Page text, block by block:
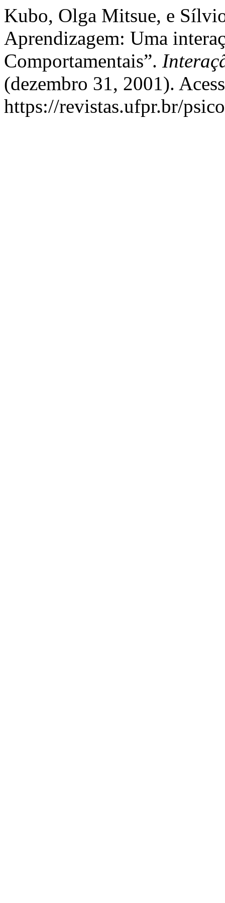
Kubo, Olga Mitsue, e
Aprendizagem: Uma
Comportamentais”.
(dezembro 31, 2001).
https://revistas.ufpr.br/